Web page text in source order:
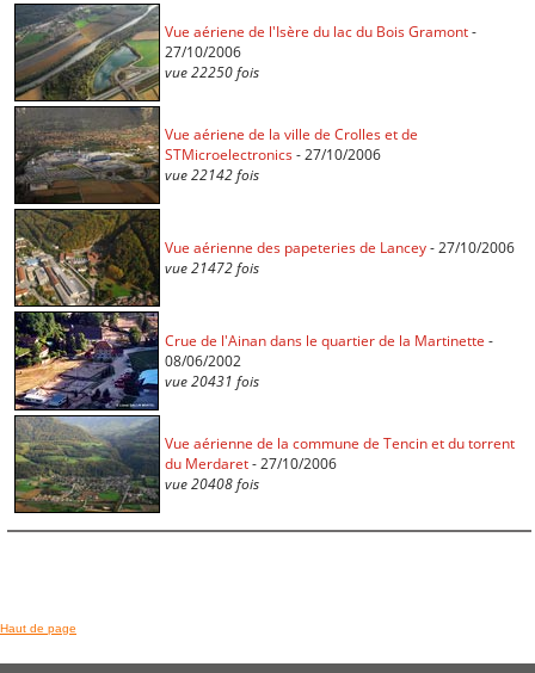
Vue aériene de l'Isère du lac du Bois Gramont-
27/10/2006
vue 22250 fois
Vue aériene de la ville de Crolles et de
STMicroelectronics- 27/10/2006
vue 22142 fois
Vue aérienne des papeteries de Lancey- 27/10/2006
vue 21472 fois
Crue de l'Ainan dans le quartier de la Martinette -
08/06/2002
vue 20431 fois
Vue aérienne de la commune de Tencin et du torrent
du Merdaret- 27/10/2006
vue 20408 fois
Haut de page